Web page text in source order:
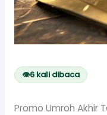
👁6kali dibaca
Promo Umroh Akhir